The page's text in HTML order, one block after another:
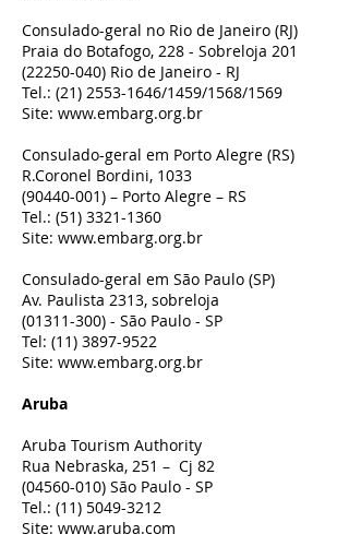
Consulado-geral no Rio de Janeiro (RJ)
Praia do Botafogo, 228 - Sobreloja 201
(22250-040) Rio de Janeiro - RJ
Tel.: (21) 2553-1646/1459/1568/1569
Site: www.embarg.org.br
Consulado-geral em Porto Alegre (RS)
R.Coronel Bordini, 1033
(90440-001) – Porto Alegre – RS
Tel.: (51) 3321-1360
Site: www.embarg.org.br
Consulado-geral em São Paulo (SP)
Av. Paulista 2313, sobreloja
(01311-300) - São Paulo - SP
Tel: (11) 3897-9522
Site: www.embarg.org.br
Aruba
Aruba Tourism Authority
Rua Nebraska, 251 – Cj 82
(04560-010) São Paulo - SP
Tel.: (11) 5049-3212
Site: www.aruba.com